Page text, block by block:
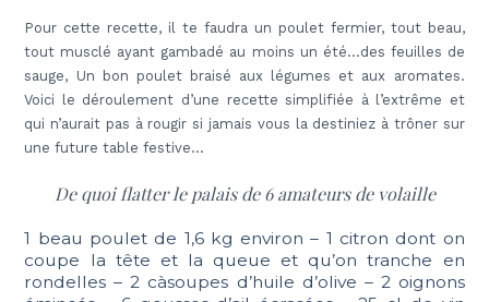
Pour cette recette, il te faudra un poulet fermier, tout beau,
tout musclé ayant gambadé au moins un été…des feuilles de
sauge, Un bon poulet braisé aux légumes et aux aromates.
Voici le déroulement d’une recette simplifiée à l’extrême et
qui n’aurait pas à rougir si jamais vous la destiniez à trôner sur
une future table festive…
De quoi flatter le palais de 6 amateurs de volaille
1 beau poulet de 1,6 kg environ – 1 citron dont on
coupe la tête et la queue et qu’on tranche en
rondelles – 2 càsoupes d’huile d’olive – 2 oignons